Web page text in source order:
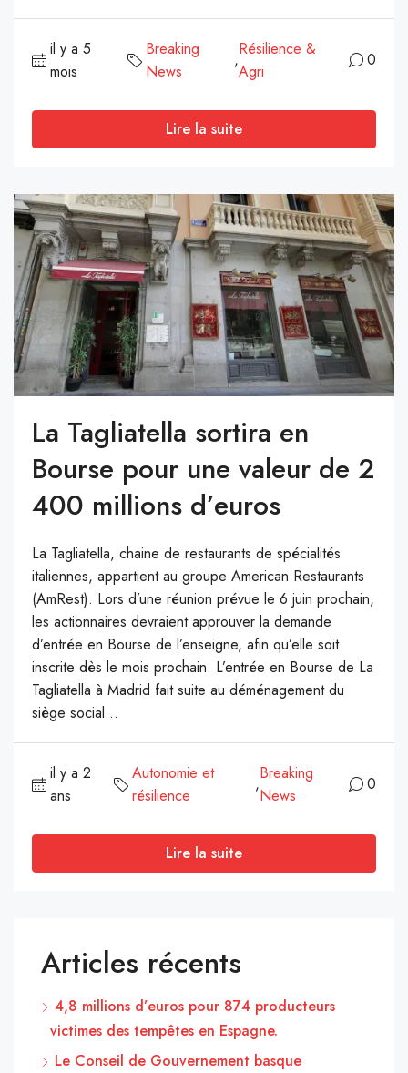
il y a 5
mois
Breaking
News
,
Résilience &
Agri
0
Lire la suite
La Tagliatella sortira en
Bourse pour une valeur de 2
400 millions d’euros
La Tagliatella, chaine de restaurants de spécialités
italiennes, appartient au groupe American Restaurants
(AmRest). Lors d’une réunion prévue le 6 juin prochain,
les actionnaires devraient approuver la demande
d’entrée en Bourse de l’enseigne, afin qu’elle soit
inscrite dès le mois prochain. L’entrée en Bourse de La
Tagliatella à Madrid fait suite au déménagement du
siège social...
il y a 2
ans
Autonomie et
résilience
,
Breaking
News
0
Lire la suite
Articles récents
4,8 millions d’euros pour 874 producteurs
victimes des tempêtes en Espagne.
Le Conseil de Gouvernement basque